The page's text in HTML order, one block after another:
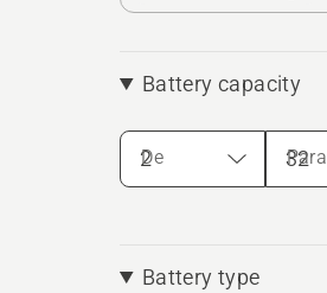
Battery capacity
De Para
Battery type